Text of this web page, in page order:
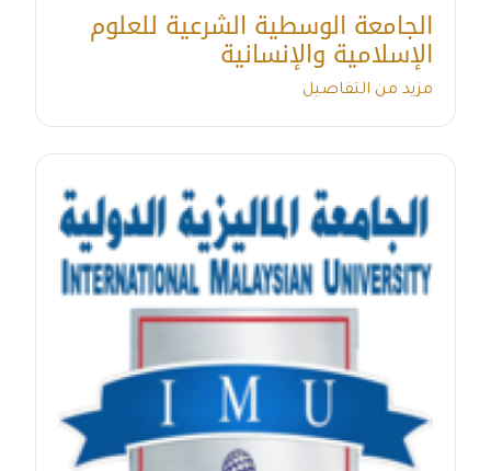
الجامعة الوسطية الشرعية للعلوم
الإسلامية والإنسانية
مزيد من التفاصيل